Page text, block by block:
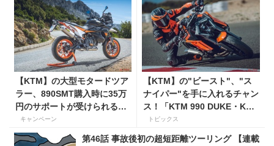
【KTM】の大型モタードツア
ラー、890SMT購入時に35万
円のサポートが受けられるキ
ャンペーンを実施中！
キャンペーン
【KTM】の"ビースト"、"ス
ナイパー"を手に入れるチャン
ス！「KTM 990 DUKE・KTM
1390 SUPER DUKE R EVO
購入サポートキャンペーン」
トピックス
第46話 事故後初の超短距離ツーリング 【連載